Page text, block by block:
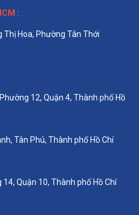
:
Hoa, Phường Tân Thới
12, Quận 4, Thành phố Hồ
Tân Phú, Thành phố Hồ Chí
Quận 10, Thành phố Hồ Chí